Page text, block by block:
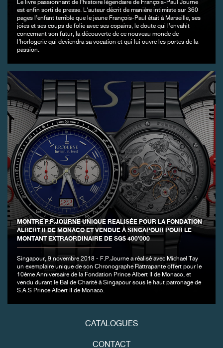
Le livre passionnant de l’histoire légendaire de François-Paul Journe
est enfin sorti de presse. L'auteur décrit de manière intimiste sur 360
pages l’enfant terrible que le jeune François-Paul était à Marseille, ses
joies et ses coups de folie avec ses copains, le doute qui l’envahit
concernant son futur, la découverte de ce nouveau monde de
l’horlogerie qui deviendra sa vocation et qui lui ouvre les portes de la
passion.
MONTRE F.P.JOURNE UNIQUE REALISÉE POUR LA FONDATION
ALBERT II DE MONACO ET VENDUE À SINGAPOUR POUR LE
MONTANT EXTRAORDINAIRE DE SG$ 400’000
Singapour, 9 novembre 2018 - F.P.Journe a réalisé avec Michael Tay
un exemplaire unique de son Chronographe Rattrapante offert pour le
10ème Anniversaire de la Fondation Prince Albert II de Monaco, et
vendu durant le Bal de Charité à Singapour sous le haut patronage de
S.A.S Prince Albert II de Monaco.
CATALOGUES
CONTACT
FAUX
FAUX